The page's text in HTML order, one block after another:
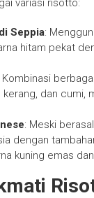
variasi risotto:
Seppia:
hitam pekat
Kombinasi
dan cumi,
: Meski
dengan
kuning emas